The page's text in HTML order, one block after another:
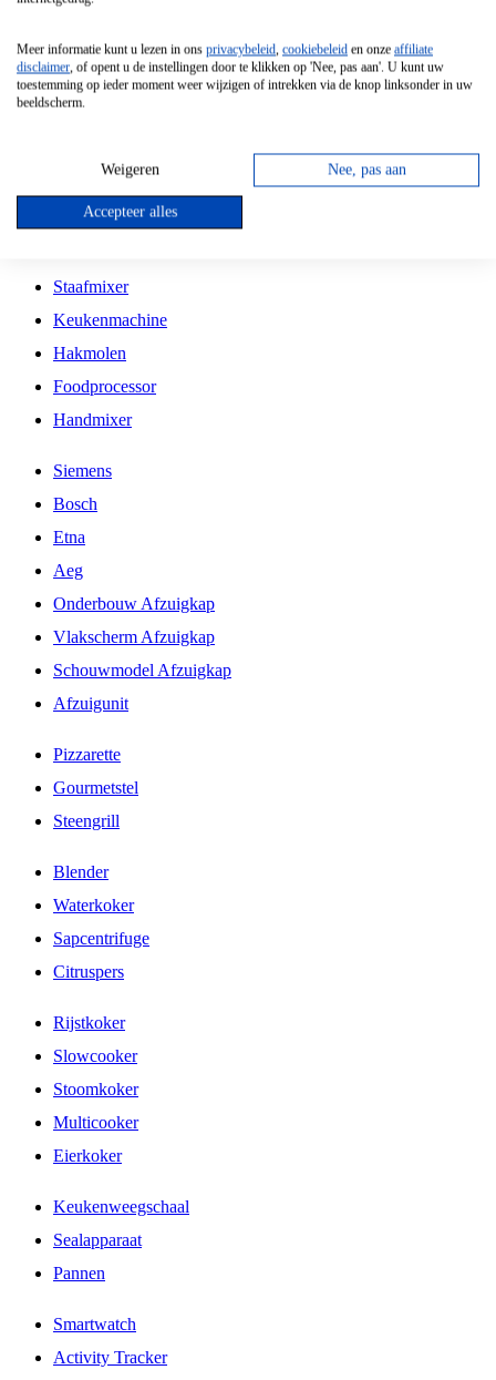
Vrijstaande Magnetron
Vrijstaande Kookplaat
Inbouw Gaskookplaat
Inbouw Keramische Kookplaat
Kookplaat Accessoires
Staafmixer
Keukenmachine
Hakmolen
Foodprocessor
Handmixer
Siemens
Bosch
Etna
Aeg
Onderbouw Afzuigkap
Vlakscherm Afzuigkap
Schouwmodel Afzuigkap
Afzuigunit
Pizzarette
Gourmetstel
Steengrill
Blender
Waterkoker
Sapcentrifuge
Citruspers
Rijstkoker
Slowcooker
Stoomkoker
Multicooker
Eierkoker
Keukenweegschaal
Sealapparaat
Pannen
Smartwatch
Activity Tracker
Meer informatie kunt u lezen in ons privacybeleid, cookiebeleid en onze affiliate
disclaimer, of opent u de instellingen door te klikken op 'Nee, pas aan'. U kunt uw
toestemming op ieder moment weer wijzigen of intrekken via de knop linksonder in uw
beeldscherm.
Weigeren Nee, pas aan
Accepteer alles